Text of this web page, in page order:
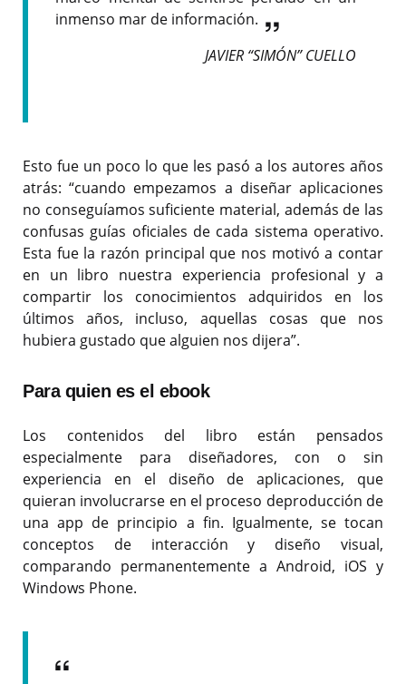
inmenso mar de información.
JAVIER “SIMÓN” CUELLO
Esto fue un poco lo que les pasó a los autores años
atrás: “cuando empezamos a diseñar aplicaciones
no conseguíamos suficiente material, además de las
confusas guías oficiales de cada sistema operativo.
Esta fue la razón principal que nos motivó a contar
en un libro nuestra experiencia profesional y a
compartir los conocimientos adquiridos en los
últimos años, incluso, aquellas cosas que nos
hubiera gustado que alguien nos dijera”.
Para quien es el ebook
Los contenidos del libro están pensados
especialmente para diseñadores, con o sin
experiencia en el diseño de aplicaciones, que
quieran involucrarse en el proceso deproducción de
una app de principio a fin. Igualmente, se tocan
conceptos de interacción y diseño visual,
comparando permanentemente a Android, iOS y
Windows Phone.